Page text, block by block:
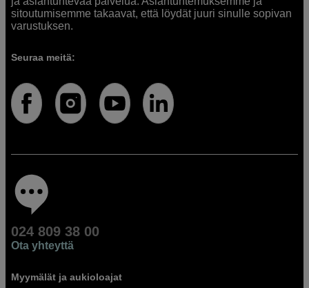
sitoutumisemme takaavat, että löydät juuri sinulle sopivan
varustuksen.
Seuraa meitä:
024 809 38 00
Ota yhteyttä
Myymälät ja aukioloajat